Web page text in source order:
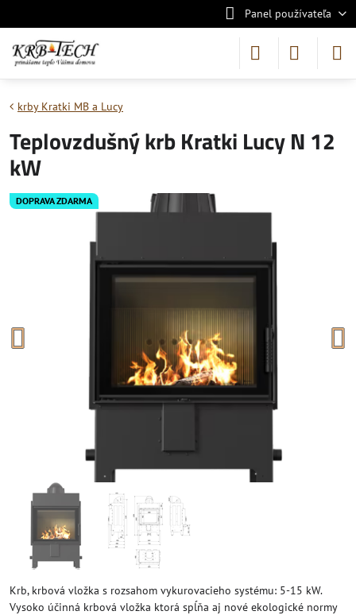
Panel používateľa
DOPRAVA ZDARMA
krby Kratki MB a Lucy
Teplovzdušný krb Kratki Lucy N 12
kW
Krb, krbová vložka s rozsahom vykurovacieho systému: 5-15 kW.
Vysoko účinná krbová vložka ktorá spĺňa aj nové ekologické normy